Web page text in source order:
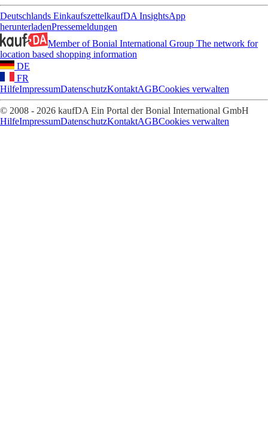
Deutschlands EinkaufszettelkaufDA InsightsApp
herunterladenPressemeldungen
Member of Bonial International Group The network for
location based shopping information
DE
FR
HilfeImpressumDatenschutzKontaktAGBCookies verwalten
© 2008 - 2026 kaufDA Ein Portal der Bonial International GmbH
HilfeImpressumDatenschutzKontaktAGBCookies verwalten